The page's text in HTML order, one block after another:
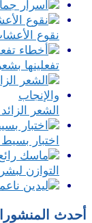
نقوع
تفعلينها
الشعر
اختبار
التوازن
أحدث